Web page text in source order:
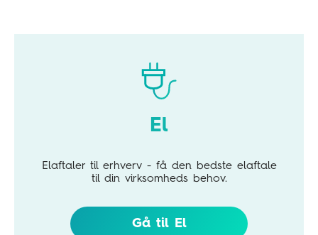
El
Elaftaler til erhverv - få den bedste elaftale
til din virksomheds behov.
Gå til El